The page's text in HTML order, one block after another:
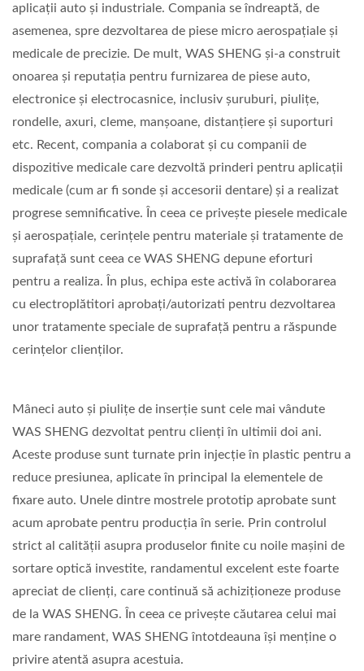
aplicații auto și industriale. Compania se îndreaptă, de
asemenea, spre dezvoltarea de piese micro aerospațiale și
medicale de precizie. De mult, WAS SHENG și-a construit
onoarea și reputația pentru furnizarea de piese auto,
electronice și electrocasnice, inclusiv șuruburi, piulițe,
rondelle, axuri, cleme, manșoane, distanțiere și suporturi
etc. Recent, compania a colaborat și cu companii de
dispozitive medicale care dezvoltă prinderi pentru aplicații
medicale (cum ar fi sonde și accesorii dentare) și a realizat
progrese semnificative. În ceea ce privește piesele medicale
și aerospațiale, cerințele pentru materiale și tratamente de
suprafață sunt ceea ce WAS SHENG depune eforturi
pentru a realiza. În plus, echipa este activă în colaborarea
cu electroplătitori aprobați/autorizati pentru dezvoltarea
unor tratamente speciale de suprafață pentru a răspunde
cerințelor clienților.
Mâneci auto și piulițe de inserție sunt cele mai vândute
WAS SHENG dezvoltat pentru clienți în ultimii doi ani.
Aceste produse sunt turnate prin injecție în plastic pentru a
reduce presiunea, aplicate în principal la elementele de
fixare auto. Unele dintre mostrele prototip aprobate sunt
acum aprobate pentru producția în serie. Prin controlul
strict al calității asupra produselor finite cu noile mașini de
sortare optică investite, randamentul excelent este foarte
apreciat de clienți, care continuă să achiziționeze produse
de la WAS SHENG. În ceea ce privește căutarea celui mai
mare randament, WAS SHENG întotdeauna își menține o
privire atentă asupra acestuia.